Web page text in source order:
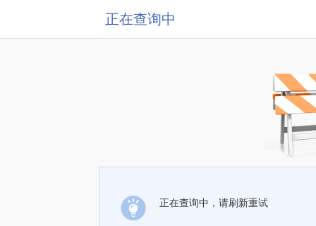
正在查询中
正在查询中，请刷新重试